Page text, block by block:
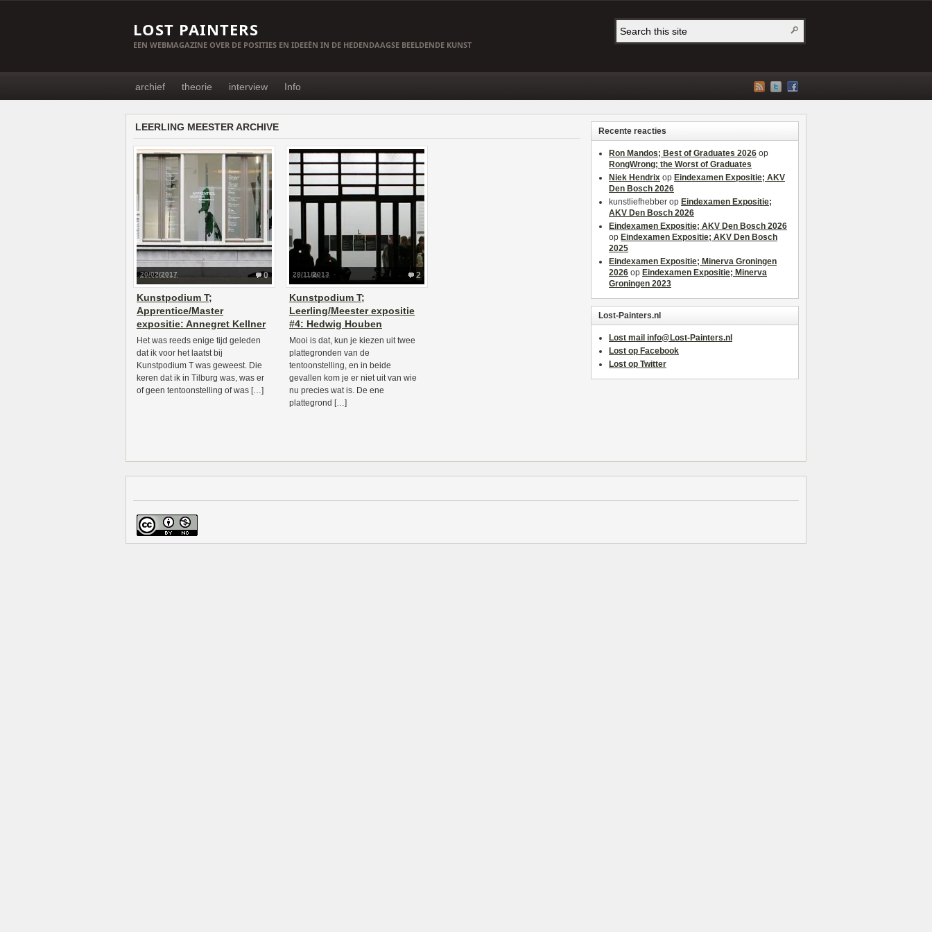
LOST PAINTERS
EEN WEBMAGAZINE OVER DE POSITIES EN IDEEËN IN DE HEDENDAAGSE BEELDENDE KUNST
archief theorie interview Info
LEERLING MEESTER ARCHIVE
0
20/02/2017
Kunstpodium T;
Apprentice/Master
expositie: Annegret Kellner
Het was reeds enige tijd geleden
dat ik voor het laatst bij
Kunstpodium T was geweest. Die
keren dat ik in Tilburg was, was er
of geen tentoonstelling of was […]
2
28/11/2013
Kunstpodium T;
Leerling/Meester expositie
#4: Hedwig Houben
Mooi is dat, kun je kiezen uit twee
plattegronden van de
tentoonstelling, en in beide
gevallen kom je er niet uit van wie
nu precies wat is. De ene
plattegrond […]
Recente reacties
Ron Mandos; Best of Graduates 2026 op
RongWrong; the Worst of Graduates
Niek Hendrix op Eindexamen Expositie; AKV
Den Bosch 2026
kunstliefhebber op Eindexamen Expositie;
AKV Den Bosch 2026
Eindexamen Expositie; AKV Den Bosch 2026
op Eindexamen Expositie; AKV Den Bosch
2025
Eindexamen Expositie; Minerva Groningen
2026 op Eindexamen Expositie; Minerva
Groningen 2023
Lost-Painters.nl
Lost mail info@Lost-Painters.nl
Lost op Facebook
Lost op Twitter